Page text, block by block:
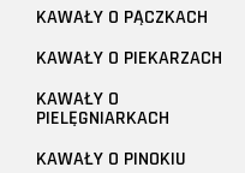
KAWAŁY O PĄCZKACH
KAWAŁY O PIEKARZACH
KAWAŁY O
PIELĘGNIARKACH
KAWAŁY O PINOKIU